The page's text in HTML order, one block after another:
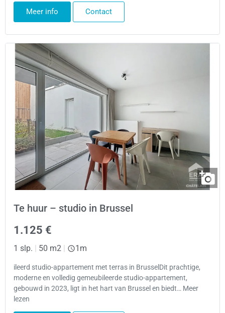
Meer info Contact
Te huur – studio in Brussel
1.125 €
1 slp. 50 m2 1m
ileerd studio-appartement met terras in BrusselDit prachtige,
moderne en volledig gemeubileerde studio-appartement,
gebouwd in 2023, ligt in het hart van Brussel en biedt… Meer
lezen